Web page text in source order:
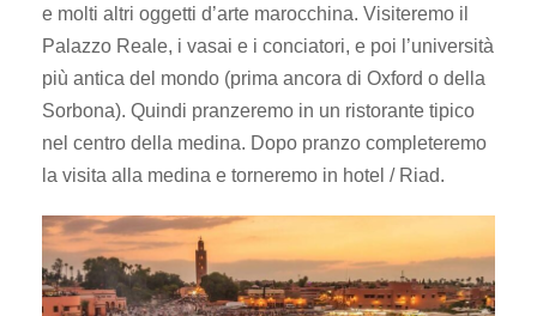
e molti altri oggetti d’arte marocchina. Visiteremo il
Palazzo Reale, i vasai e i conciatori, e poi l’università
più antica del mondo (prima ancora di Oxford o della
Sorbona). Quindi pranzeremo in un ristorante tipico
nel centro della medina. Dopo pranzo completeremo
la visita alla medina e torneremo in hotel / Riad.